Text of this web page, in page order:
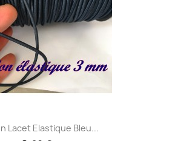
Lacet Elastique Bleu...